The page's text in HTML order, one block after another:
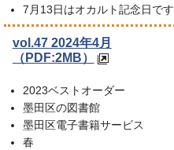
7月13日はオカルト記念日です
vol.47 2024年4月
（PDF:2MB）
2023ベストオーダー
墨田区の図書館
墨田区電子書籍サービス
春